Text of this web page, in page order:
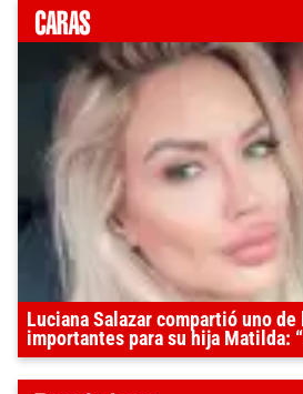
Luciana Salazar compartió uno
importantes para su hija Matilda: